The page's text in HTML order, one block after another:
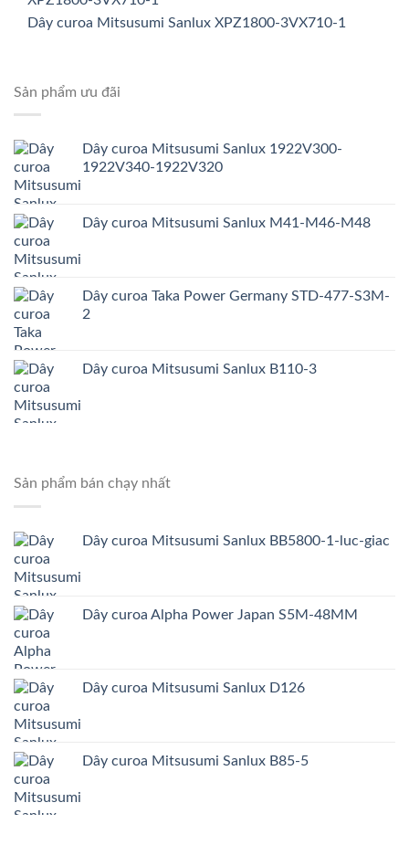
Dây curoa Mitsusumi Sanlux XPZ1800-3VX710-1
Sản phẩm ưu đãi
Dây curoa Mitsusumi Sanlux 1922V300-
1922V340-1922V320
Dây curoa Mitsusumi Sanlux M41-M46-M48
Dây curoa Taka Power Germany STD-477-S3M-
2
Dây curoa Mitsusumi Sanlux B110-3
Sản phẩm bán chạy nhất
Dây curoa Mitsusumi Sanlux BB5800-1-luc-giac
Dây curoa Alpha Power Japan S5M-48MM
Dây curoa Mitsusumi Sanlux D126
Dây curoa Mitsusumi Sanlux B85-5